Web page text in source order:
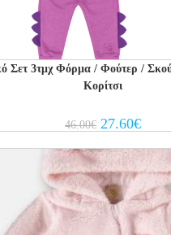
Σετ 3τμχ Φόρμα / Φούτερ /
Κορίτσι
46.00€ Original
price
46.00€.
27.60€Current
price